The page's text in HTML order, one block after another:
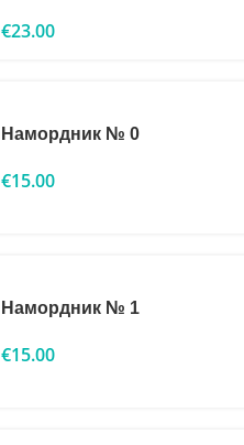
€23.00
Намордник № 0
€15.00
Намордник № 1
€15.00